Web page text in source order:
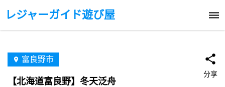
レジャーガイド遊び屋
富良野市
【北海道富良野】冬天泛舟
分享